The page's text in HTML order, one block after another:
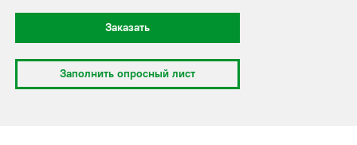
Заказать
Заполнить опросный лист